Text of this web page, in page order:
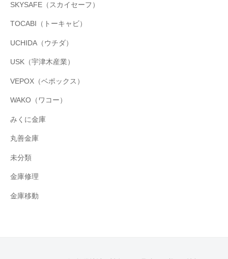
SKYSAFE（スカイセーフ）
TOCABI（トーキャビ）
UCHIDA（ウチダ）
USK（宇津木産業）
VEPOX（ベポックス）
WAKO（ワコー）
みくに金庫
丸善金庫
未分類
金庫修理
金庫移動